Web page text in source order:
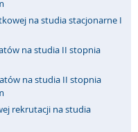
na studia stacjonarne I
na studia II stopnia
na studia II stopnia
rekrutacji na studia